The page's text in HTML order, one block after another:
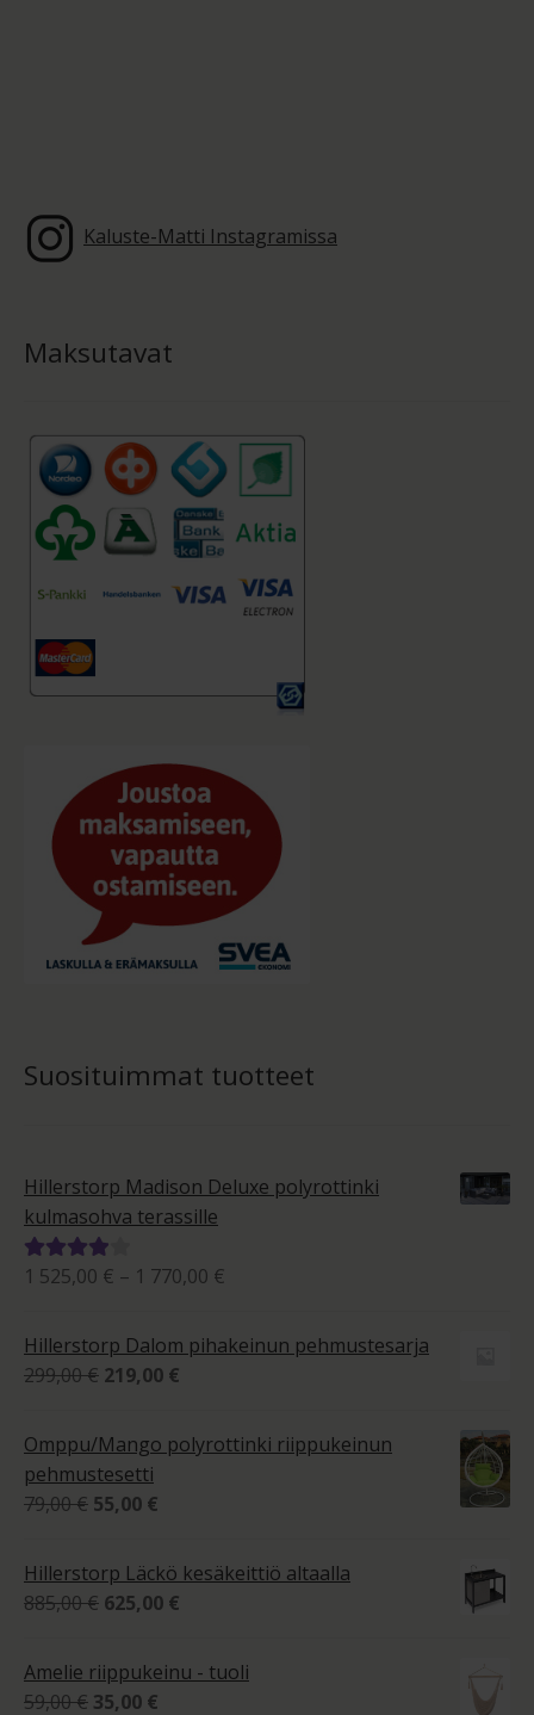
Kaluste-Matti Instagramissa
Maksutavat
Suosituimmat tuotteet
Hillerstorp Madison Deluxe polyrottinki
kulmasohva terassille
Arvostelu
4.00
1 525,00 € – 1 770,00 €
525,00 €
Hillerstorp Dalom pihakeinun pehmustesarja
299,00€ Alkuperäinen
oli:
299,00 €.
219,00 €
on:
219,00 €.
Omppu/Mango polyrottinki riippukeinun
pehmustesetti
79,00€ Alkuperäinen
79,00 €.
55,00 €
on:
55,00 €.
Hillerstorp Läckö kesäkeittiö altaalla
885,00€ Alkuperäinen
oli:
885,00 €.
625,00 €
Amelie riippukeinu - tuoli
59,00€ Alkuperäinen
35,00 €